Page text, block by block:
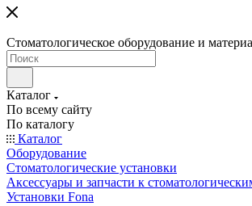
Стоматологическое оборудование и
Каталог
По всему сайту
По каталогу
Каталог
Оборудование
Стоматологические установки
Аксессуары и запчасти к
Установки Fona